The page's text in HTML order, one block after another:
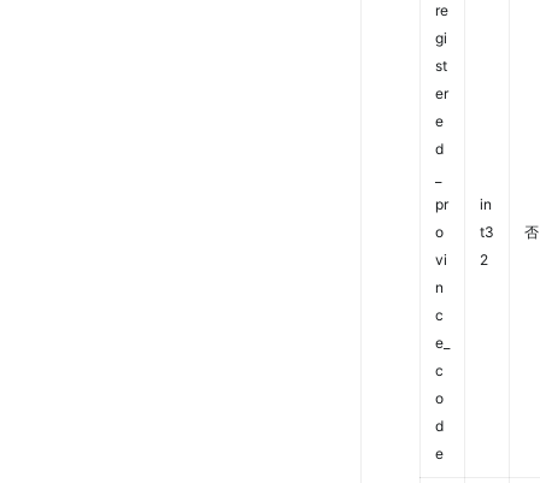
re
gi
st
er
e
d
pr
o
vi
n
c
e_
c
o
d
e
in
t3
2
否